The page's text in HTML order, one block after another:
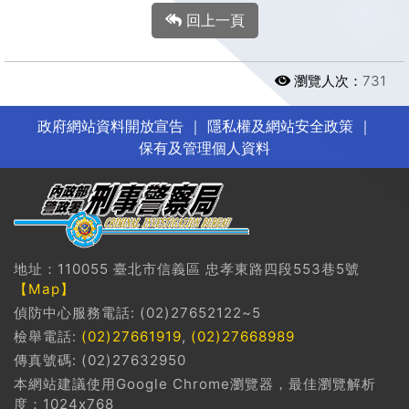
回上一頁
瀏覽人次： 731
政府網站資料開放宣告｜ 隱私權及網站安全政策｜
保有及管理個人資料
地址：110055 臺北市信義區 忠孝東路四段553巷5號
【Map】
偵防中心服務電話: (02)27652122~5
檢舉電話: (02)27661919, (02)27668989
傳真號碼: (02)27632950
本網站建議使用Google Chrome瀏覽器，最佳瀏覽解析
度：1024x768